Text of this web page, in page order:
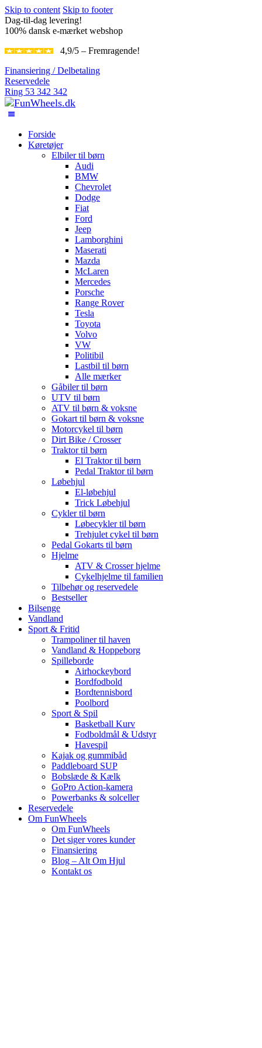
Skip to content Skip to footer
Dag-til-dag levering!
100% dansk e-mærket webshop
4,9/5 – Fremragende!
Finansiering / Delbetaling
Reservedele
Ring 53 342 342
Forside
Køretøjer
Elbiler til børn
Audi
BMW
Chevrolet
Dodge
Fiat
Ford
Jeep
Lamborghini
Maserati
Mazda
McLaren
Mercedes
Porsche
Range Rover
Tesla
Toyota
Volvo
VW
Politibil
Lastbil til børn
Alle mærker
Gåbiler til børn
UTV til børn
ATV til børn & voksne
Gokart til børn & voksne
Motorcykel til børn
Dirt Bike / Crosser
Traktor til børn
El Traktor til børn
Pedal Traktor til børn
Løbehjul
El-løbehjul
Trick Løbehjul
Cykler til børn
Løbecykler til børn
Trehjulet cykel til børn
Pedal Gokarts til børn
Hjelme
ATV & Crosser hjelme
Cykelhjelme til familien
Tilbehør og reservedele
Bestseller
Bilsenge
Vandland
Sport & Fritid
Trampoliner til haven
Vandland & Hoppeborg
Spilleborde
Airhockeybord
Bordfodbold
Bordtennisbord
Poolbord
Sport & Spil
Basketball Kurv
Fodboldmål & Udstyr
Havespil
Kajak og gummibåd
Paddleboard SUP
Bobslæde & Kælk
GoPro Action-kamera
Powerbanks & solceller
Reservedele
Om FunWheels
Om FunWheels
Det siger vores kunder
Finansiering
Blog – Alt Om Hjul
Kontakt os